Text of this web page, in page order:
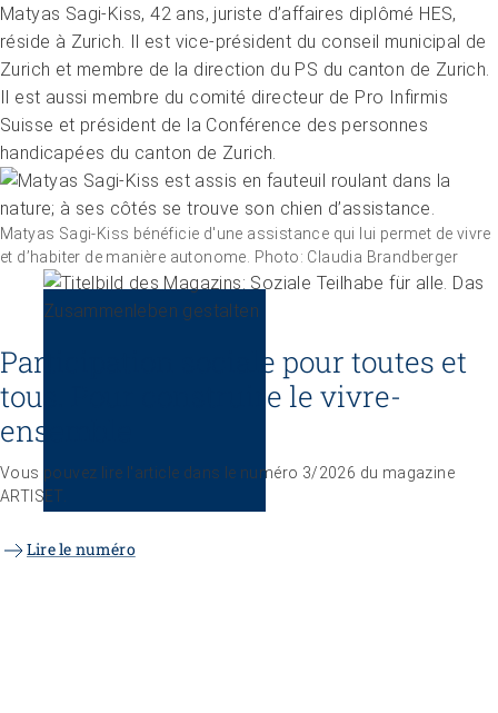
Matyas Sagi-Kiss, 42 ans, juriste d’affaires diplômé HES,
réside à Zurich. Il est vice-président du conseil municipal de
Zurich et membre de la direction du PS du canton de Zurich.
Il est aussi membre du comité directeur de Pro Infirmis
Suisse et président de la Conférence des personnes
handicapées du canton de Zurich.
Matyas Sagi-Kiss bénéficie d'une assistance qui lui permet de vivre
et d’habiter de manière autonome. Photo: Claudia Brandberger
­­Participation sociale pour toutes et
tous. Pour construire le vivre-
ensemble
Vous pouvez lire l'article dans le numéro 3/2026 du magazine
ARTISET.
Lire le numéro